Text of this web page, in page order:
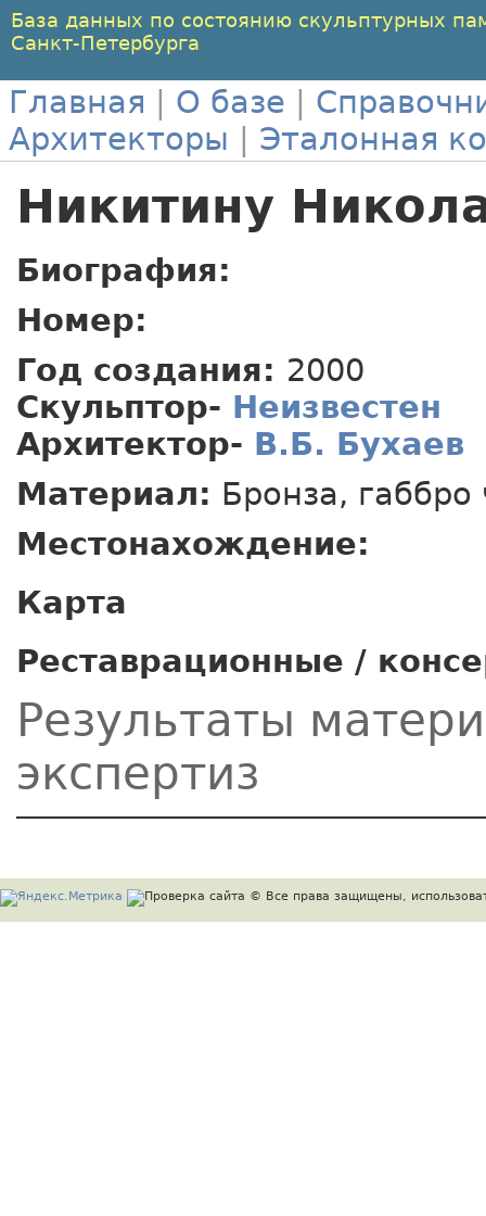
База данных по состоянию скульптурных
Санкт-Петербурга
Главная О базе
Архитекторы
Эталонная
Никитину
Биография:
Номер:
Год создания: 2000
Скульптор- Неизвестен
Архитектор- В.Б. Бухаев
Материал: Бронза,
Местонахождение:
Карта
Реставрационные /
Результаты
экспертиз
© Все права защищены,